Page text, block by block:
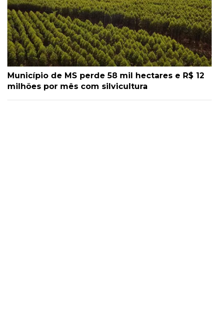
Município de MS perde 58 mil hectares e R$ 12
milhões por mês com silvicultura